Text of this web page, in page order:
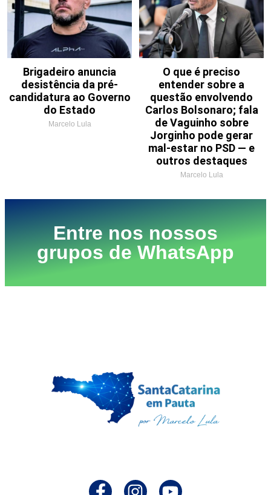
Brigadeiro anuncia
desistência da pré-
candidatura ao Governo
do Estado
Marcelo Lula
O que é preciso
entender sobre a
questão envolvendo
Carlos Bolsonaro; fala
de Vaguinho sobre
Jorginho pode gerar
mal-estar no PSD — e
outros destaques
Marcelo Lula
Entre nos nossos
grupos de WhatsApp